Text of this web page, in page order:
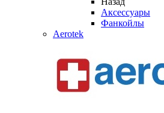
Аксессуары
Фанкойлы
Aerotek